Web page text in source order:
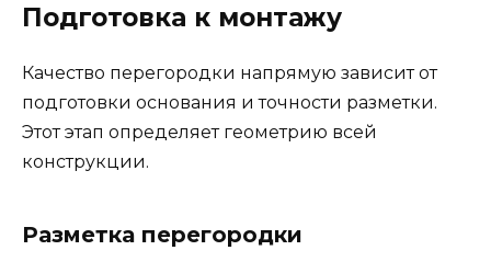
Подготовка к монтажу
Качество перегородки напрямую зависит от
подготовки основания и точности разметки.
Этот этап определяет геометрию всей
конструкции.
Разметка перегородки